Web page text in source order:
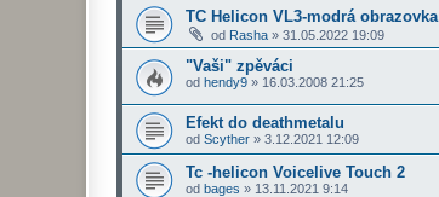
TC Helicon VL3-modrá obrazovka
od Rasha » 31.05.2022 19:09
"Vaši" zpěváci
od hendy9 » 16.03.2008 21:25
Efekt do deathmetalu
od Scyther » 3.12.2021 12:09
Tc -helicon Voicelive Touch 2
od bages » 13.11.2021 9:14